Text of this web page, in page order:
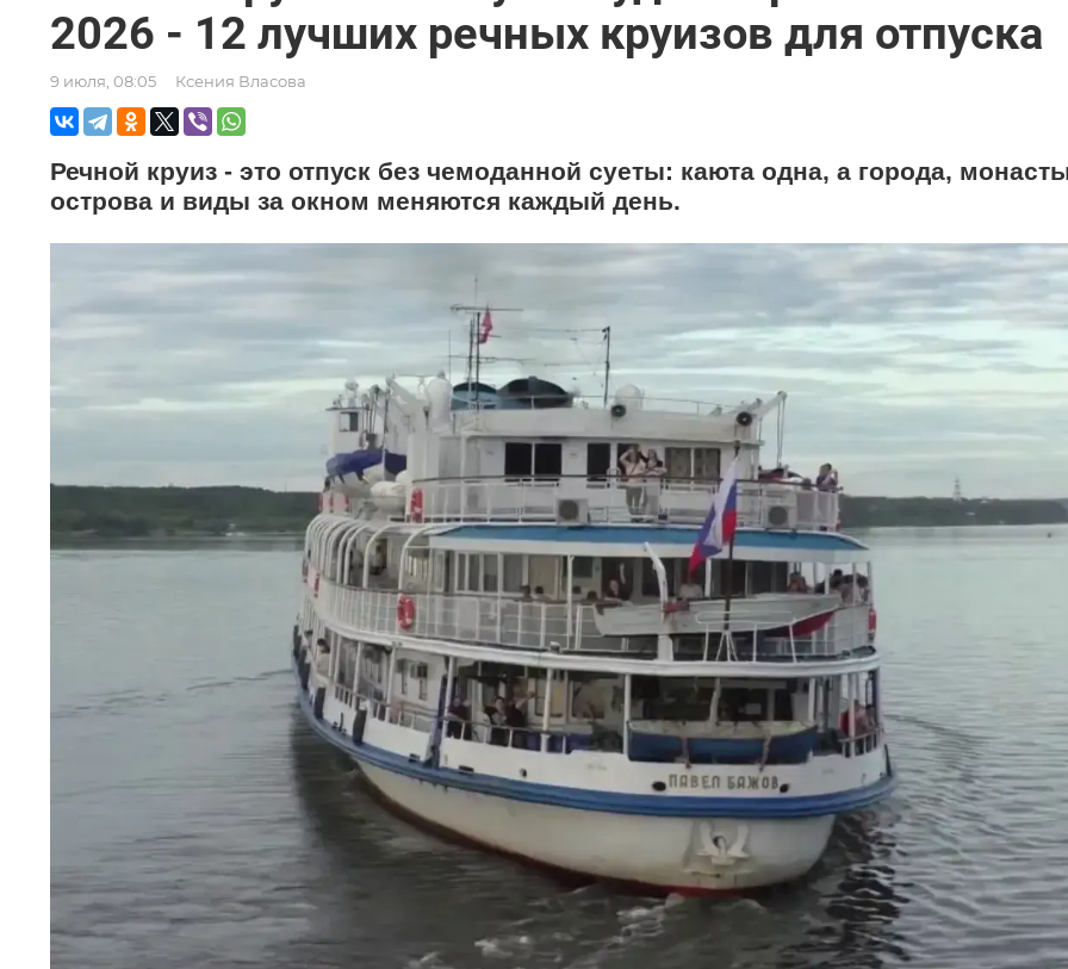
2026 - 12 лучших речных круизов для отпуска
9 июля, 08:05 Ксения Власова
Речной круиз - это отпуск без чемоданной суеты: каюта одна, а города,
острова и виды за окном меняются каждый день.